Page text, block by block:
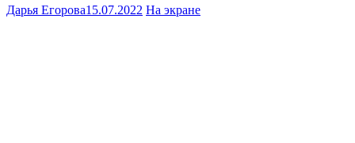
Дарья Егорова15.07.2022 На экране